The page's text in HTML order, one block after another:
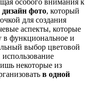
фото, который
для создания
аспекты, которые
в функциональное и
выбор цветовой
некоторые из
в одной